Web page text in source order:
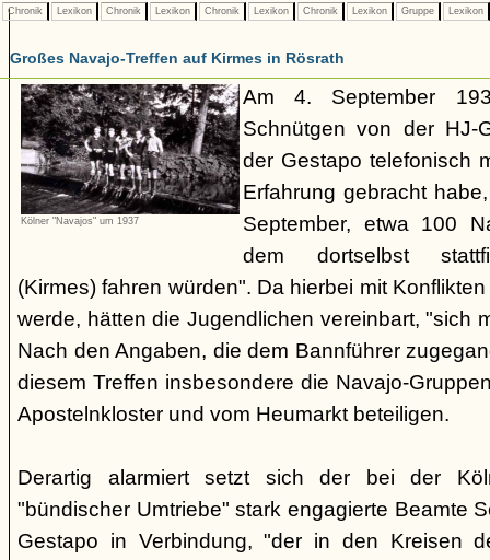
Chronik Lexikon Chronik Lexikon Chronik Lexikon Chronik Lexikon Gruppe Lexikon
Großes Navajo-Treffen auf Kirmes in Rösrath
Kölner "Navajos" um 1937
Am 4. September
Schnütgen von der HJ-
der Gestapo telefonisch
Erfahrung gebracht
September, etwa 100
dem dortselbst
(Kirmes) fahren würden". Da hierbei mit
werde, hätten die Jugendlichen vereinbart, "sich
Nach den Angaben, die dem Bannführer
diesem Treffen insbesondere die Navajo-
Apostelnkloster und vom Heumarkt beteiligen.
Derartig alarmiert setzt sich der bei der
"bündischer Umtriebe" stark engagierte Beamte
Gestapo in Verbindung, "der in den Kreisen